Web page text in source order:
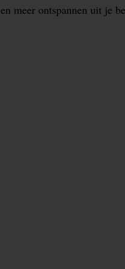
en meer ontspannen uit je